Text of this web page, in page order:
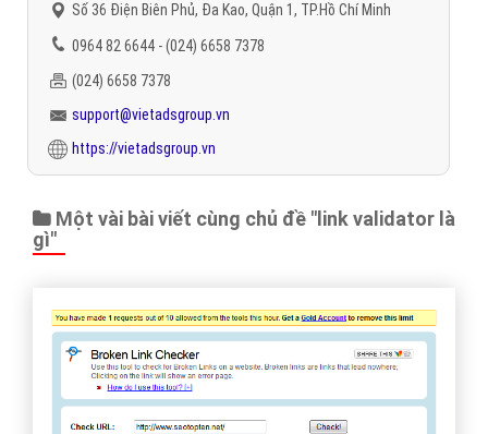
Số 36 Điện Biên Phủ, Đa Kao, Quận 1, TP.Hồ Chí Minh
0964 82 6644 - (024) 6658 7378
(024) 6658 7378
support@vietadsgroup.vn
https://vietadsgroup.vn
Một vài bài viết cùng chủ đề "link validator là
gì"